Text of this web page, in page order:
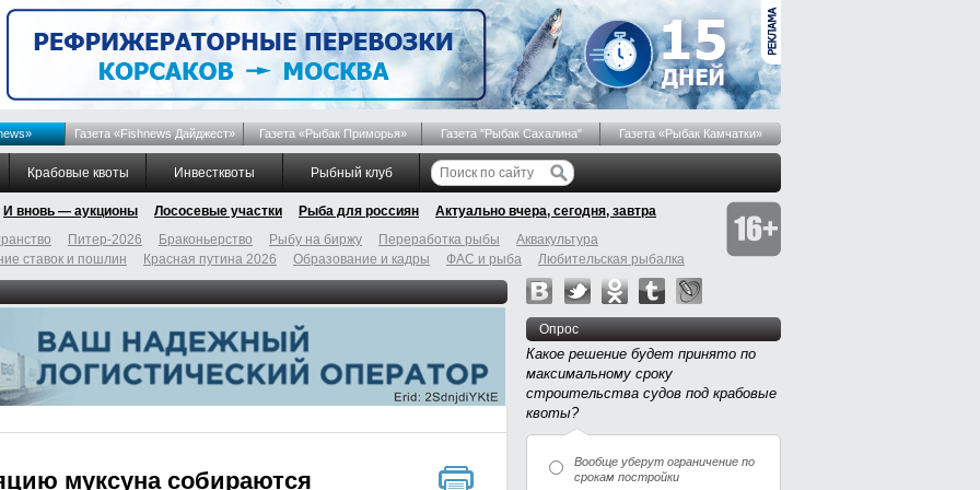
Газета «Fishnews Дайджест» Газета «Рыбак Приморья» Газета "Рыбак Сахалина" Газета «Рыбак Камчатки»
Крабовые квоты Инвестквоты Рыбный клуб
И вновь — аукционы Лососевые участки Рыба для россиян
Актуально вчера, сегодня, завтра
Питер-2026 Браконьерство Рыбу на биржу Переработка рыбы
Аквакультура
ставок и пошлин Красная путина 2026 Образование и кадры ФАС и рыба Любительская рыбалка
муксуна собираются
Опрос
Какое решение будет принято по
максимальному сроку
строительства судов под крабовые
квоты?
Вообще уберут ограничение по
срокам постройки